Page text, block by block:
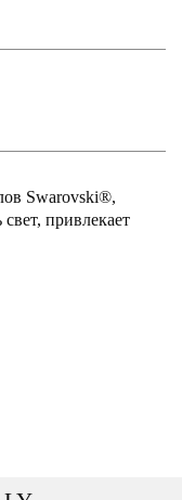
Swarovski®,
привлекает